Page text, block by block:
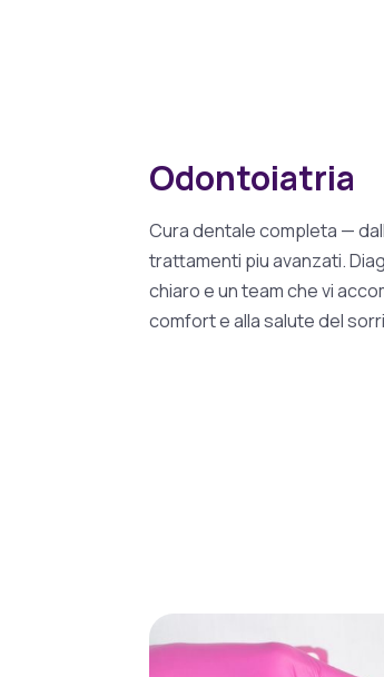
Odontoiatria
Cura dentale completa —
trattamenti piu avanzati.
chiaro e un team che vi
comfort e alla salute del